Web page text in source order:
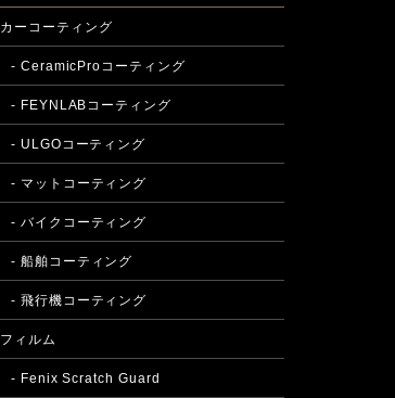
カーコーティング
- CeramicProコーティング
- FEYNLABコーティング
- ULGOコーティング
- マットコーティング
- バイクコーティング
- 船舶コーティング
- 飛行機コーティング
フィルム
- Fenix Scratch Guard